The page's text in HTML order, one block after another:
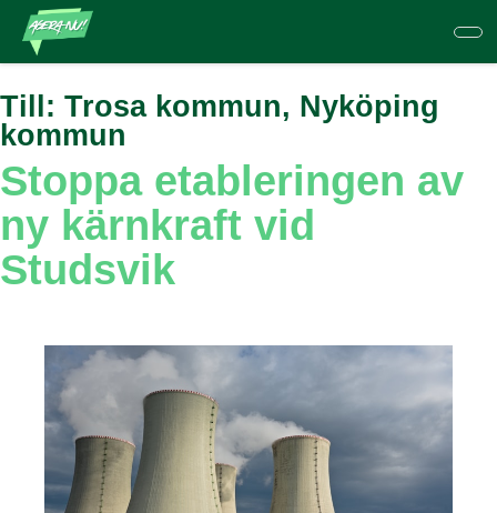
Hoppa
huvudinnehåll
Till: Trosa kommun, Nyköping
kommun
Stoppa etableringen av
ny kärnkraft vid
Studsvik